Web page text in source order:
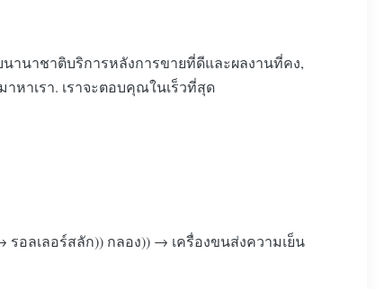
านาชาติบริการหลังการขายที่ดีและผลงานที่คง,
หาเรา. เราจะตอบคุณในเร็วที่สุด
อลเลอร์สลัก)) กลอง)) → เครื่องขนส่งความเย็น